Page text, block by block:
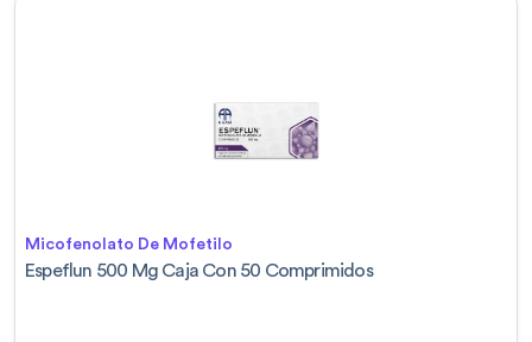
Micofenolato De Mofetilo
Espeflun 500 Mg Caja Con 50 Comprimidos